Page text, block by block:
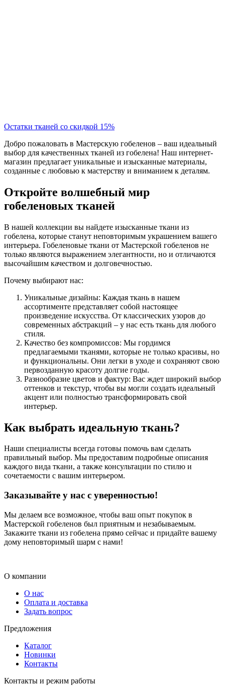
Остатки тканей со скидкой 15%
Добро пожаловать в Мастерскую гобеленов – ваш идеальный
выбор для качественных тканей из гобелена! Наш интернет-
магазин предлагает уникальные и изысканные материалы,
созданные с любовью к мастерству и вниманием к деталям.
Откройте волшебный мир
гобеленовых тканей
В нашей коллекции вы найдете изысканные ткани из
гобелена, которые станут неповторимым украшением вашего
интерьера. Гобеленовые ткани от Мастерской гобеленов не
только являются выражением элегантности, но и отличаются
высочайшим качеством и долговечностью.
Почему выбирают нас:
Уникальные дизайны: Каждая ткань в нашем
ассортименте представляет собой настоящее
произведение искусства. От классических узоров до
современных абстракций – у нас есть ткань для любого
стиля.
Качество без компромиссов: Мы гордимся
предлагаемыми тканями, которые не только красивы, но
и функциональны. Они легки в уходе и сохраняют свою
первозданную красоту долгие годы.
Разнообразие цветов и фактур: Вас ждет широкий выбор
оттенков и текстур, чтобы вы могли создать идеальный
акцент или полностью трансформировать свой
интерьер.
Как выбрать идеальную ткань?
Наши специалисты всегда готовы помочь вам сделать
правильный выбор. Мы предоставим подробные описания
каждого вида ткани, а также консультации по стилю и
сочетаемости с вашим интерьером.
Заказывайте у нас с уверенностью!
Мы делаем все возможное, чтобы ваш опыт покупок в
Мастерской гобеленов был приятным и незабываемым.
Закажите ткани из гобелена прямо сейчас и придайте вашему
дому неповторимый шарм с нами!
О компании
О нас
Оплата и доставка
Задать вопрос
Предложения
Каталог
Новинки
Контакты
Контакты и режим работы